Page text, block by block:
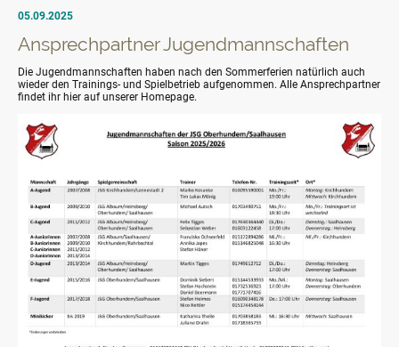
05.09.2025
Ansprechpartner Jugendmannschaften
Die Jugendmannschaften haben nach den Sommerferien natürlich auch
wieder den Trainings- und Spielbetrieb aufgenommen. Alle Ansprechpartner
findet ihr hier auf unserer Homepage.